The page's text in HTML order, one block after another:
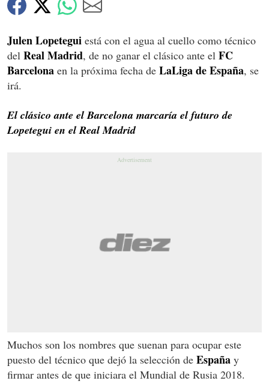
Julen Lopetegui está con el agua al cuello como técnico
del Real Madrid, de no ganar el clásico ante el FC
Barcelona en la próxima fecha de LaLiga de España, se
irá.
El clásico ante el Barcelona marcaría el futuro de
Lopetegui en el Real Madrid
Muchos son los nombres que suenan para ocupar este
puesto del técnico que dejó la selección de España y
firmar antes de que iniciara el Mundial de Rusia 2018.